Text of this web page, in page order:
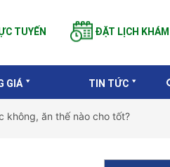
TUYẾN ĐẶT LỊCH KHÁM
GIÁ TIN TỨC
không, ăn thế nào cho tốt?